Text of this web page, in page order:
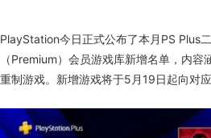
PlayStation今日正式公布了本月PS Plus
（Premium）会员游戏库新增名单，内
重制游戏。新增游戏将于5月19日起向对应